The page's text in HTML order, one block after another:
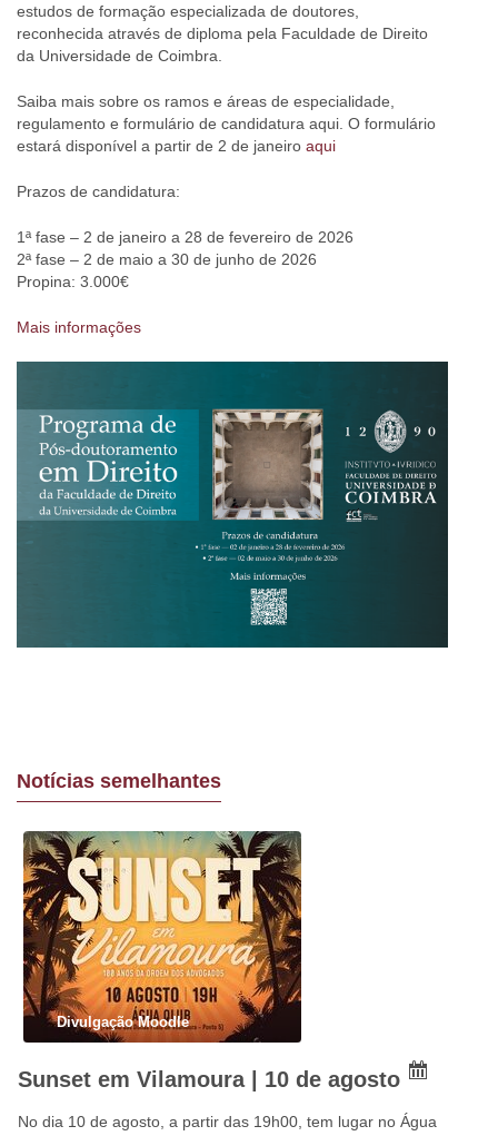
estudos de formação especializada de doutores,
reconhecida através de diploma pela Faculdade de Direito
da Universidade de Coimbra.
Saiba mais sobre os ramos e áreas de especialidade,
regulamento e formulário de candidatura aqui. O formulário
estará disponível a partir de 2 de janeiro aqui
Prazos de candidatura:
1ª fase – 2 de janeiro a 28 de fevereiro de 2026
2ª fase – 2 de maio a 30 de junho de 2026
Propina: 3.000€
Mais informações
Notícias semelhantes
Divulgação Moodle
Sunset em Vilamoura | 10 de agosto
No dia 10 de agosto, a partir das 19h00, tem lugar no Água